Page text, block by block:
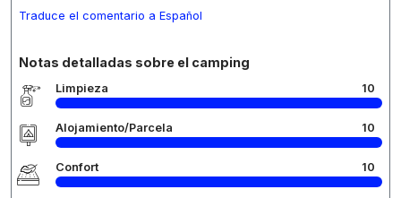
Traduce el comentario a Español
Notas detalladas sobre el camping
Limpieza 10
Alojamiento/Parcela 10
Confort 10